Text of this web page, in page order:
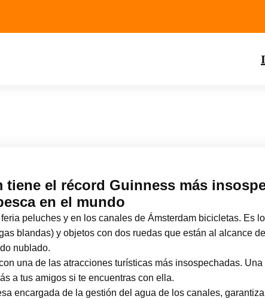
tiene el récord Guinness más
en el mundo
peluches y en los canales de Ámsterdam bicicletas. Es
blandas) y objetos con dos ruedas que están al alcance
nublado.
una de las atracciones turísticas más insospechadas.
a tus amigos si te encuentras con ella.
encargada de la gestión del agua de los canales,